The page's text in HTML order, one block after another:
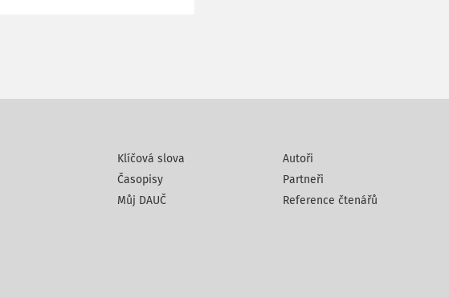
Klíčová slova
Časopisy
Můj DAUČ
Autoři
Partneři
Reference čtenářů